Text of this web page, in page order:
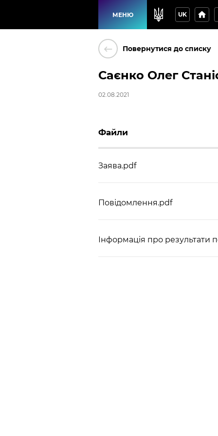
МЕНЮ UK home
keyboard_backspace Повернутися до списку
Саєнко Олег
02.08.2021
Файли
Заява.pdf
Повідомлення.pdf
Інформація про результати